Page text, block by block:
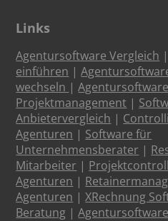
Links
Agentursoftware Vergleich
einführen |
wechseln |
Projektmanagement |
Anbietervergleich |
Agenturen | Software für
Unternehmensberater |
Mitarbeiter |
Agenturen |
Agenturen |XRechnung
Beratung |